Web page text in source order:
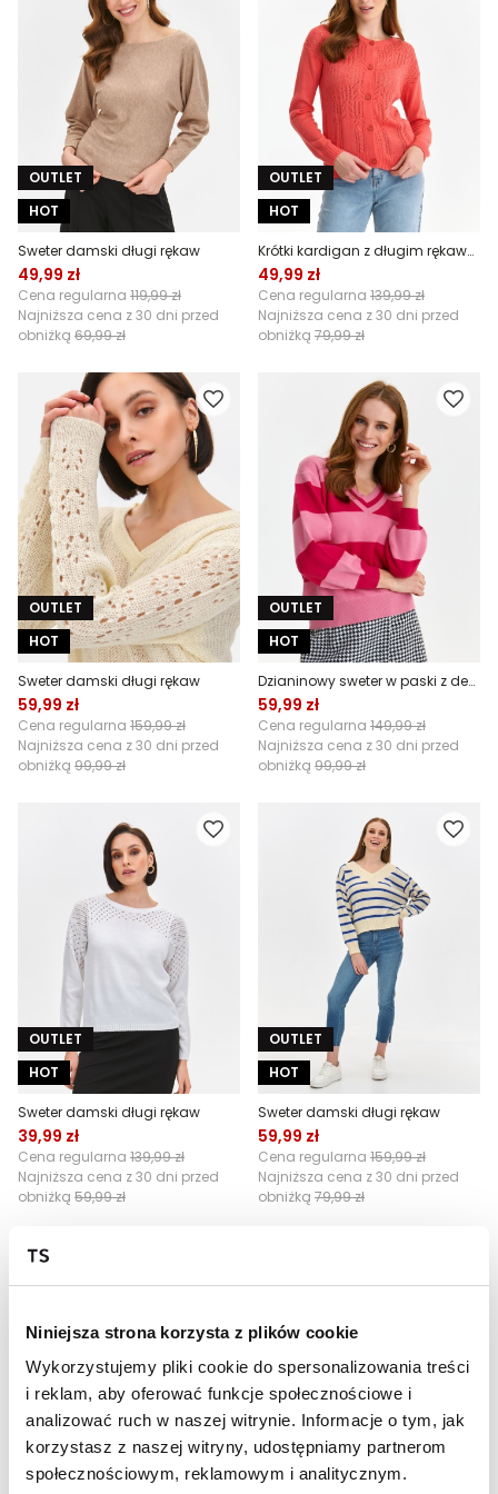
Niniejsza strona korzysta z plików cookie
Wykorzystujemy pliki cookie do spersonalizowania treści
i reklam, aby oferować funkcje społecznościowe i
analizować ruch w naszej witrynie. Informacje o tym, jak
korzystasz z naszej witryny, udostępniamy partnerom
społecznościowym, reklamowym i analitycznym.
OUTLET
HOT
Sweter damski długi rękaw
49,99 zł
Cena regularna 119,99 zł
Najniższa cena z 30 dni przed
obniżką 69,99 zł
OUTLET
HOT
Krótki kardigan z długim rękawem o dopasowanym kroju
49,99 zł
Cena regularna 139,99 zł
Najniższa cena z 30 dni przed
obniżką 79,99 zł
OUTLET
HOT
Sweter damski długi rękaw
59,99 zł
Cena regularna 159,99 zł
Najniższa cena z 30 dni przed
obniżką 99,99 zł
OUTLET
HOT
Dzianinowy sweter w paski z dekoltem w serek
59,99 zł
Cena regularna 149,99 zł
Najniższa cena z 30 dni przed
obniżką 99,99 zł
OUTLET
HOT
Sweter damski długi rękaw
39,99 zł
Cena regularna 139,99 zł
Najniższa cena z 30 dni przed
obniżką 59,99 zł
OUTLET
HOT
Sweter damski długi rękaw
59,99 zł
Cena regularna 159,99 zł
Najniższa cena z 30 dni przed
obniżką 79,99 zł
OUTLET
OUTLET